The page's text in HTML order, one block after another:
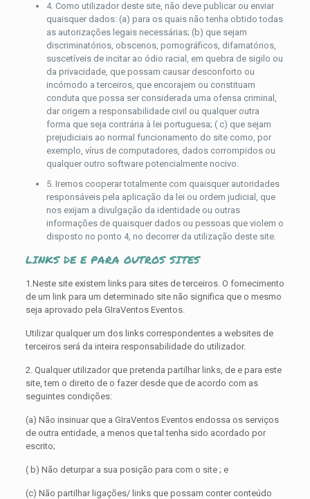
4. Como utilizador deste site, não deve publicar ou enviar
quaisquer dados: (a) para os quais não tenha obtido todas
as autorizações legais necessárias; (b) que sejam
discriminatórios, obscenos, pornográficos, difamatórios,
suscetíveis de incitar ao ódio racial, em quebra de sigilo ou
da privacidade, que possam causar desconforto ou
incómodo a terceiros, que encorajem ou constituam
conduta que possa ser considerada uma ofensa criminal,
dar origem a responsabilidade civil ou qualquer outra
forma que seja contrária à lei portuguesa; ( c) que sejam
prejudiciais ao normal funcionamento do site como, por
exemplo, vírus de computadores, dados corrompidos ou
qualquer outro software potencialmente nocivo.
5. Iremos cooperar totalmente com quaisquer autoridades
responsáveis pela aplicação da lei ou ordem judicial, que
nos exijam a divulgação da identidade ou outras
informações de quaisquer dados ou pessoas que violem o
disposto no ponto 4, no decorrer da utilização deste site.
LINKS DE E PARA OUTROS SITES
1.Neste site existem links para sites de terceiros. O fornecimento
de um link para um determinado site não significa que o mesmo
seja aprovado pela GIraVentos Eventos.
Utilizar qualquer um dos links correspondentes a websites de
terceiros será da inteira responsabilidade do utilizador.
2. Qualquer utilizador que pretenda partilhar links, de e para este
site, tem o direito de o fazer desde que de acordo com as
seguintes condições:
(a) Não insinuar que a GIraVentos Eventos endossa os serviços
de outra entidade, a menos que tal tenha sido acordado por
escrito;
( b) Não deturpar a sua posição para com o site ; e
(c) Não partilhar ligações/ links que possam conter conteúdo